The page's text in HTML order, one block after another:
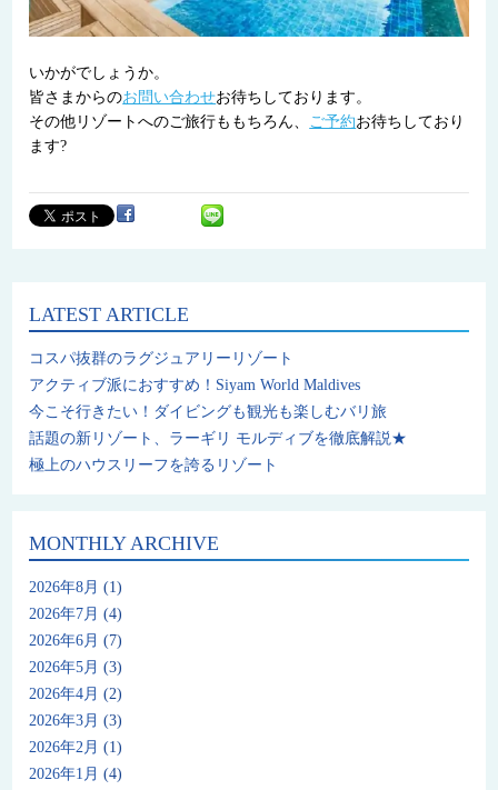
いかがでしょうか。
皆さまからのお問い合わせお待ちしております。
その他リゾートへのご旅行ももちろん、 ご予約お待ちしており
ます?
LATEST ARTICLE
コスパ抜群のラグジュアリーリゾート
アクティブ派におすすめ！Siyam World Maldives
今こそ行きたい！ダイビングも観光も楽しむバリ旅
話題の新リゾート、ラーギリ モルディブを徹底解説★
極上のハウスリーフを誇るリゾート
MONTHLY ARCHIVE
2026年8月 (1)
2026年7月 (4)
2026年6月 (7)
2026年5月 (3)
2026年4月 (2)
2026年3月 (3)
2026年2月 (1)
2026年1月 (4)